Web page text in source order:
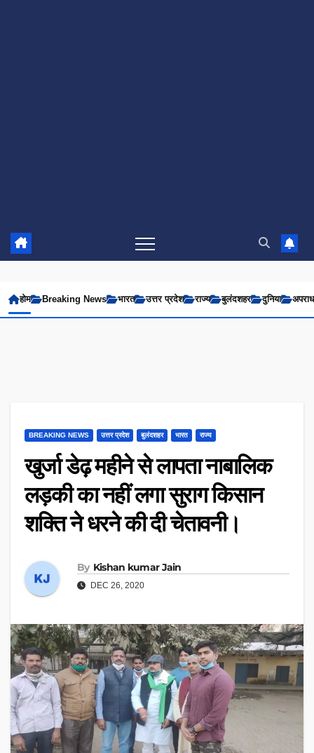
होम Breaking News भारत उत्तर प्रदेश राज्य बुलंदशहर दुनिया अपराध
BREAKING NEWS उत्तर प्रदेश बुलंदशहर भारत राज्य
खुर्जा डेढ़ महीने से लापता नाबालिक
लड़की का नहीं लगा सुराग किसान
शक्ति ने धरने की दी चेतावनी।
By Kishan kumar Jain
DEC 26, 2020